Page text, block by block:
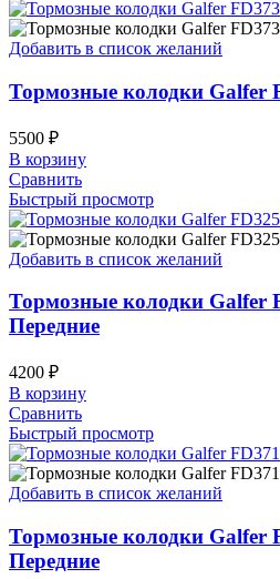
Добавить в список желаний
Тормозные колодки Galfer
5500 ₽
В корзину
Сравнить
Быстрый просмотр
Добавить в список желаний
Тормозные колодки Galfer
Передние
4200 ₽
В корзину
Сравнить
Быстрый просмотр
Добавить в список желаний
Тормозные колодки Galfer
Передние